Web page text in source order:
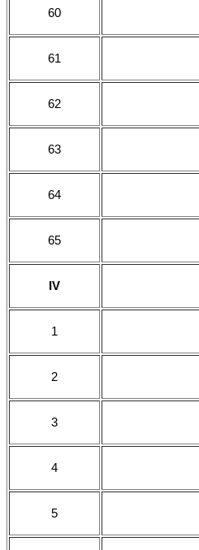
60
61
62
63
64
65
IV
1
2
3
4
5